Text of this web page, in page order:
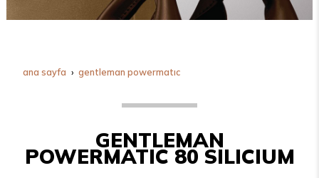
ana sayfa gentleman powermatic
GENTLEMAN
POWERMATIC 80 SILICIUM